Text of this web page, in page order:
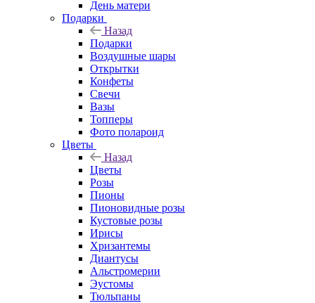
День матери
Подарки
Назад
Подарки
Воздушные шары
Открытки
Конфеты
Свечи
Вазы
Топперы
Фото полароид
Цветы
Назад
Цветы
Розы
Пионы
Пионовидные розы
Кустовые розы
Ирисы
Хризантемы
Диантусы
Альстромерии
Эустомы
Тюльпаны